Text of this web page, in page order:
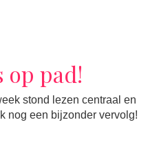
pad!
stond lezen centraal en
nog een bijzonder vervolg!